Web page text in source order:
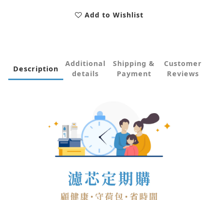
Add to Wishlist
Description
Additional
details
Shipping &
Payment
Customer
Reviews